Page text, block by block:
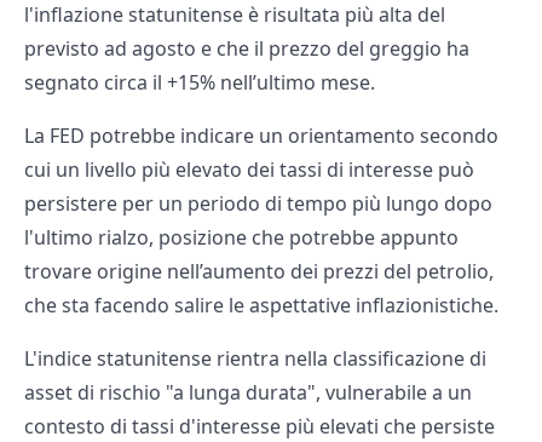
l'inflazione statunitense è risultata più alta del
previsto ad agosto e che il prezzo del greggio ha
segnato circa il +15% nell’ultimo mese.
La FED potrebbe indicare un orientamento secondo
cui un livello più elevato dei tassi di interesse può
persistere per un periodo di tempo più lungo dopo
l'ultimo rialzo, posizione che potrebbe appunto
trovare origine nell’aumento dei prezzi del petrolio,
che sta facendo salire le aspettative inflazionistiche.
L'indice statunitense rientra nella classificazione di
asset di rischio "a lunga durata", vulnerabile a un
contesto di tassi d'interesse più elevati che persiste